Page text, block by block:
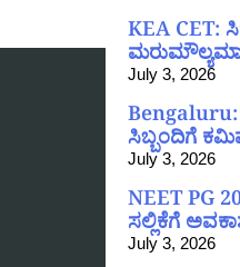
KEA CET:
July 3, 2026
ಸಿಬ್ಬಂದಿಗೆ
July 3, 2026
NEET PG
ಸಲ್ಲಿಕೆಗೆ
July 3, 2026